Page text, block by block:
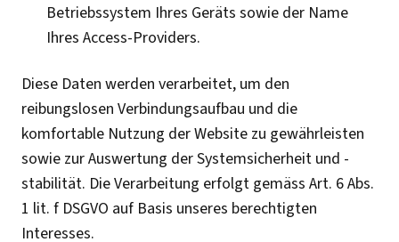
Betriebssystem Ihres Geräts sowie der Name
Ihres Access-Providers.
Diese Daten werden verarbeitet, um den
reibungslosen Verbindungsaufbau und die
komfortable Nutzung der Website zu gewährleisten
sowie zur Auswertung der Systemsicherheit und -
stabilität. Die Verarbeitung erfolgt gemäss Art. 6 Abs.
1 lit. f DSGVO auf Basis unseres berechtigten
Interesses.